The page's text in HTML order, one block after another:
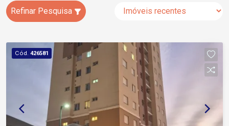
Refinar Pesquisa
Cód. 426581